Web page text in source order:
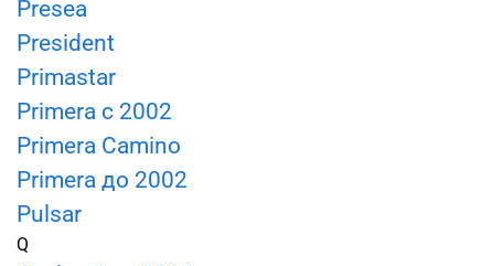
Presea
President
Primastar
Primera c 2002
Primera Camino
Primera до 2002
Pulsar
Q